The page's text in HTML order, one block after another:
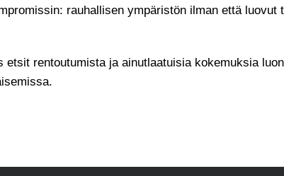
rauhallisen ympäristön ilman että
rentoutumista ja ainutlaatuisia kokemuksia